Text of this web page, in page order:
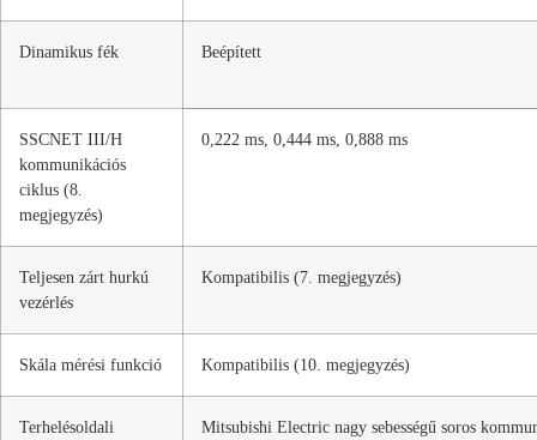
Dinamikus fék Beépített
SSCNET III/H
kommunikációs
ciklus (8.
megjegyzés)
0,222 ms, 0,444 ms, 0,888 ms
Teljesen zárt hurkú
vezérlés
Kompatibilis (7. megjegyzés)
Skála mérési funkció Kompatibilis (10. megjegyzés)
Terhelésoldali
Mitsubishi Electric nagy sebességű soros